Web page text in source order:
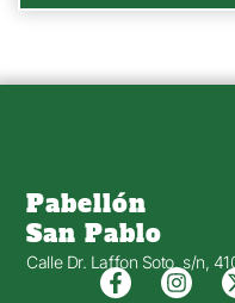
Pabellón
San Pablo
Calle Dr. Laffon Soto, s/n,
F
I